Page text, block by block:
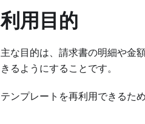
利用目的
主な目的は、請求書の明細や金
きるようにすることです。
テンプレートを再利用できるた